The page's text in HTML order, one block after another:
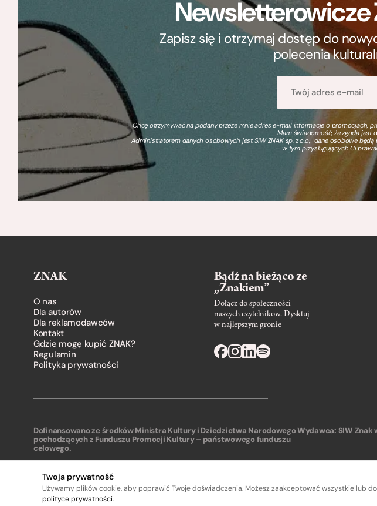
Newsletterowicze
Zapisz się i otrzymaj dostęp do
polecenia
Chcę otrzymywać na podany przeze mnie adres e-mail informacje o promocjach,
Mam świadomość, że zgoda jest
Administratorem danych osobowych jest SIW ZNAK sp. z o.o., dane osobowe
w tym przysługujących Ci
ZNAK
O nas
Dla autorów
Dla reklamodawców
Kontakt
Gdzie mogę kupić ZNAK?
Regulamin
Polityka prywatności
Bądź na bieżąco ze
„Znakiem”
Dołącz do społeczności
naszych czytelnikow. Dysktuj
w najlepszym gronie
Dofinansowano ze środków Ministra Kultury i Dziedzictwa Narodowego
pochodzących z Funduszu Promocji Kultury – państwowego funduszu
celowego.
Wydawca: SIW Znak
Twoja prywatność
Używamy plików cookie, aby poprawić Twoje doświadczenia. Możesz zaakceptować wszystkie lub
polityce prywatności.